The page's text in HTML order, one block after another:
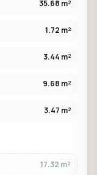
35.68 m²
1.72 m²
3.44 m²
9.68 m²
3.47 m²
17.32 m²